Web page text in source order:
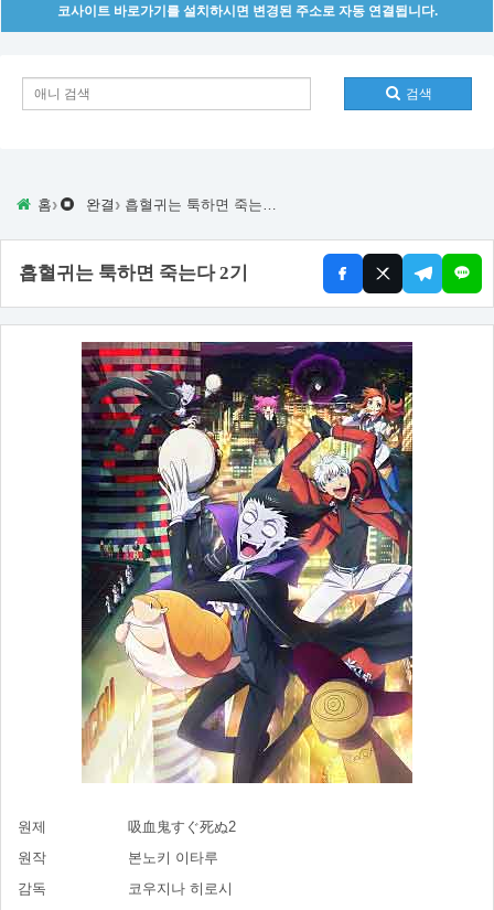
코사이트 바로가기를 설치하시면 변경된 주소로 자동 연결됩니다.
검색
홈› 완결 › 흡혈귀는 툭하면 죽는다 2기
흡혈귀는 툭하면 죽는다 2기
원제
吸血鬼すぐ死ぬ2
원작
본노키 이타루
감독
코우지나 히로시